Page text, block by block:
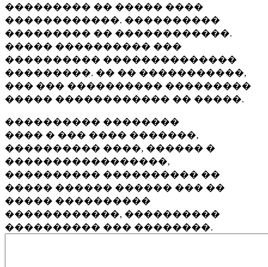
��������� �� ����� ����
������������. ����������
��������� �� ������������.
����� ���������� ���
���������� ��������������
���������. �� �� �����������,
��� ��� ���������� ���������
����� ������������ �� �����.
���������� ��������
���� � ��� ���� �������,
���������� ����, ������ �
�����������������,
���������� ���������� ��
����� ������ ������ ��� ��
����� ����������
������������, ����������
���������� ��� ��������.